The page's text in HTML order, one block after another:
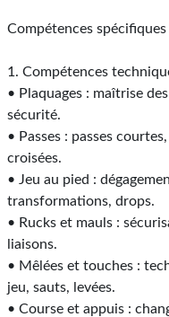
Compétences
1. Compétences
• Plaquages : maîtrise
sécurité.
• Passes : passes
croisées.
• Jeu au pied :
transformations, drops.
• Rucks et mauls :
liaisons.
• Mêlées et touches :
jeu, sauts, levées.
• Course et appuis :